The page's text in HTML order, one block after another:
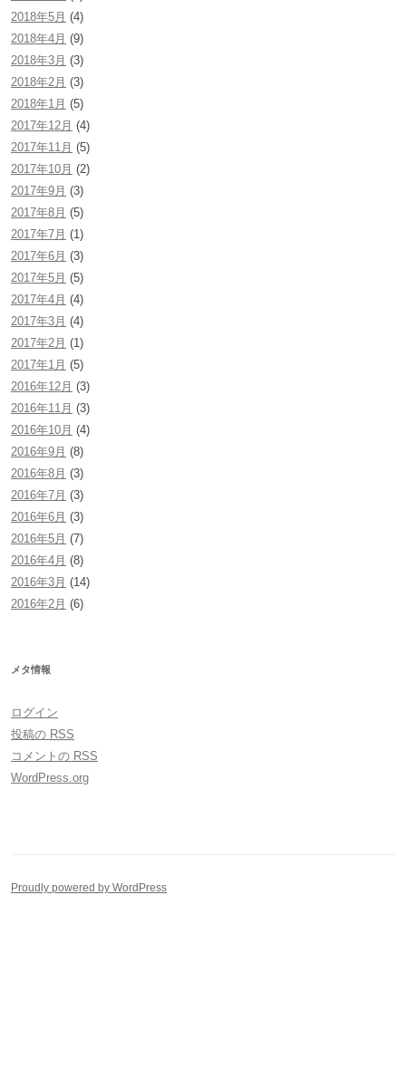
2018年5月 (4)
2018年4月 (9)
2018年3月 (3)
2018年2月 (3)
2018年1月 (5)
2017年12月 (4)
2017年11月 (5)
2017年10月 (2)
2017年9月 (3)
2017年8月 (5)
2017年7月 (1)
2017年6月 (3)
2017年5月 (5)
2017年4月 (4)
2017年3月 (4)
2017年2月 (1)
2017年1月 (5)
2016年12月 (3)
2016年11月 (3)
2016年10月 (4)
2016年9月 (8)
2016年8月 (3)
2016年7月 (3)
2016年6月 (3)
2016年5月 (7)
2016年4月 (8)
2016年3月 (14)
2016年2月 (6)
メタ情報
ログイン
投稿の RSS
コメントの RSS
WordPress.org
Proudly powered by WordPress